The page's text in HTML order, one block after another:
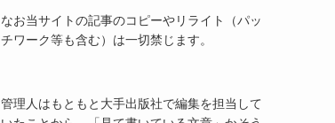
なお当サイトの記事のコピーやリライト（パッ
チワーク等も含む）は一切禁じます。
管理人はもともと大手出版社で編集を担当して